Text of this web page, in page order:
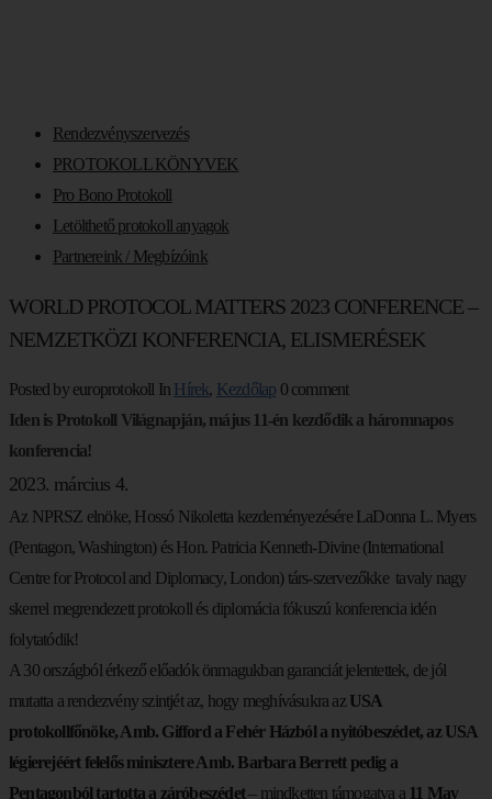
Rendezvényszervezés
PROTOKOLL KÖNYVEK
Pro Bono Protokoll
Letölthető protokoll anyagok
Partnereink / Megbízóink
WORLD PROTOCOL MATTERS 2023 CONFERENCE –
NEMZETKÖZI KONFERENCIA, ELISMERÉSEK
Posted by europrotokoll In Hírek, Kezdőlap 0 comment
Iden is Protokoll Világnapján, május 11-én kezdődik a háromnapos
konferencia!
2023. március 4.
Az NPRSZ elnöke, Hossó Nikoletta kezdeményezésére LaDonna L. Myers
(Pentagon, Washington) és Hon. Patricia Kenneth-Divine (International
Centre for Protocol and Diplomacy, London) társ-szervezőkke tavaly nagy
skerrel megrendezett protokoll és diplomácia fókuszú konferencia idén
folytatódik!
A 30 országból érkező előadók önmagukban garanciát jelentettek, de jól
mutatta a rendezvény szintjét az, hogy meghívásukra azUSA
protokollfőnöke, Amb. Gifford a Fehér Házból a nyitóbeszédet, az USA
légierejéért felelős minisztere Amb. Barbara Berrett pedig a
Pentagonból tartotta a záróbeszédet– mindketten támogatva a 11 May